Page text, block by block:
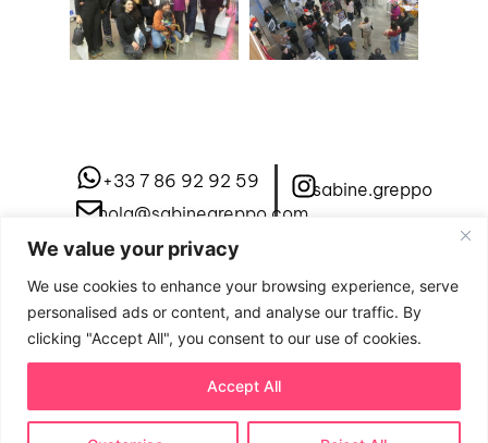
We value your privacy
We use cookies to enhance your browsing experience, serve
personalised ads or content, and analyse our traffic. By
clicking "Accept All", you consent to our use of cookies.
Accept All
+33 7 86 92 92 59
hola@sabinegreppo.com
sabine.greppo
Lista de difusión